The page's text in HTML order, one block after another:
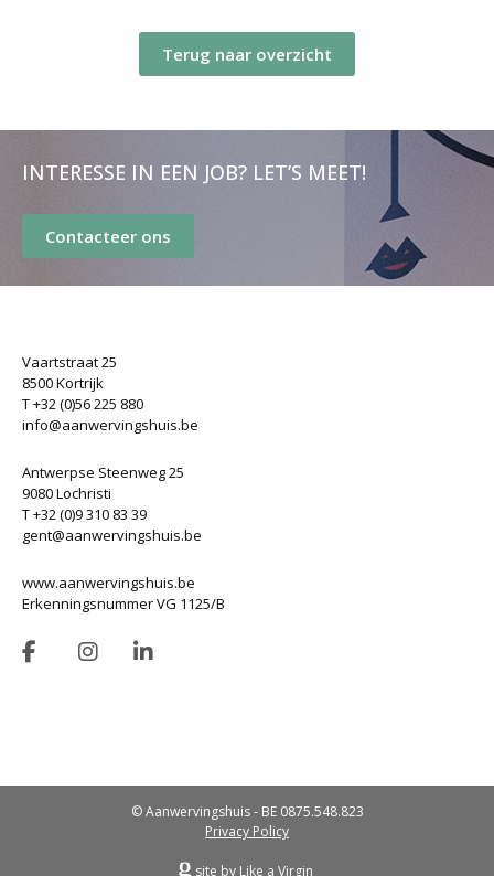
Terug naar overzicht
INTERESSE IN EEN JOB? LET’S MEET!
Contacteer ons
Vaartstraat 25
8500 Kortrijk
T +32 (0)56 225 880
info@aanwervingshuis.be
Antwerpse Steenweg 25
9080 Lochristi
T +32 (0)9 310 83 39
gent@aanwervingshuis.be
www.aanwervingshuis.be
Erkenningsnummer VG 1125/B
© Aanwervingshuis - BE 0875.548.823
Privacy Policy
site by Like a Virgin